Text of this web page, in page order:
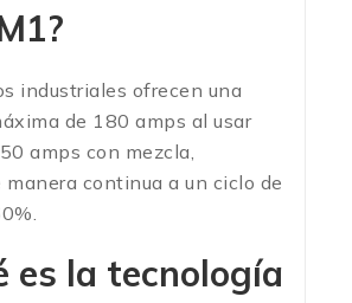
industriales ofrecen una
de 180 amps al usar
amps con mezcla,
manera continua a un ciclo de
es la tecnología